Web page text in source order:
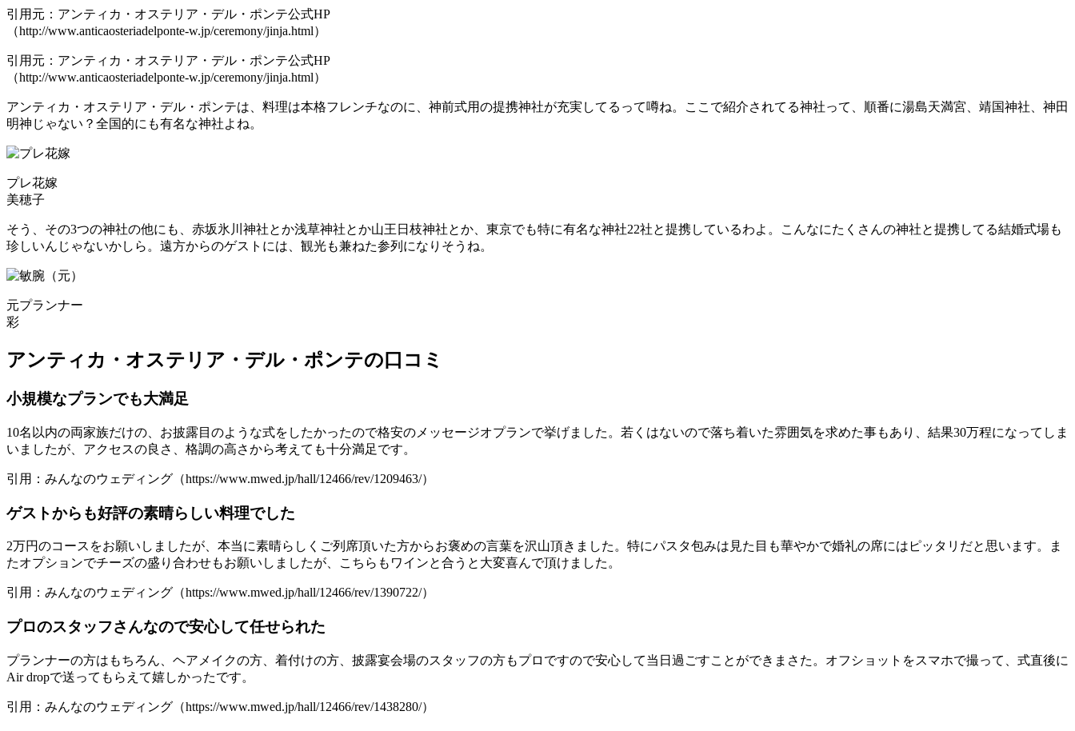
引用元：アンティカ・オステリア・デル・ポンテ公式HP
（http://www.anticaosteriadelponte-w.jp/ceremony/jinja.html）
引用元：アンティカ・オステリア・デル・ポンテ公式HP
（http://www.anticaosteriadelponte-w.jp/ceremony/jinja.html）
アンティカ・オステリア・デル・ポンテは、料理は本格フレンチなのに、神前式用の提携神社が充実してるって噂ね。ここで紹介されてる神社って、順番に湯島天満宮、靖国神社、神田
明神じゃない？全国的にも有名な神社よね。
プレ花嫁
美穂子
そう、その3つの神社の他にも、赤坂氷川神社とか浅草神社とか山王日枝神社とか、東京でも特に有名な神社22社と提携しているわよ。こんなにたくさんの神社と提携してる結婚式場も
珍しいんじゃないかしら。遠方からのゲストには、観光も兼ねた参列になりそうね。
元プランナー
彩
アンティカ・オステリア・デル・ポンテの口コミ
小規模なプランでも大満足
10名以内の両家族だけの、お披露目のような式をしたかったので格安のメッセージオプランで挙げました。若くはないので落ち着いた雰囲気を求めた事もあり、結果30万程になってしま
いましたが、アクセスの良さ、格調の高さから考えても十分満足です。
引用：みんなのウェディング（https://www.mwed.jp/hall/12466/rev/1209463/）
ゲストからも好評の素晴らしい料理でした
2万円のコースをお願いしましたが、本当に素晴らしくご列席頂いた方からお褒めの言葉を沢山頂きました。特にパスタ包みは見た目も華やかで婚礼の席にはピッタリだと思います。ま
たオプションでチーズの盛り合わせもお願いしましたが、こちらもワインと合うと大変喜んで頂けました。
引用：みんなのウェディング（https://www.mwed.jp/hall/12466/rev/1390722/）
プロのスタッフさんなので安心して任せられた
プランナーの方はもちろん、ヘアメイクの方、着付けの方、披露宴会場のスタッフの方もプロですので安心して当日過ごすことができまさた。オフショットをスマホで撮って、式直後に
Air dropで送ってもらえて嬉しかったです。
引用：みんなのウェディング（https://www.mwed.jp/hall/12466/rev/1438280/）